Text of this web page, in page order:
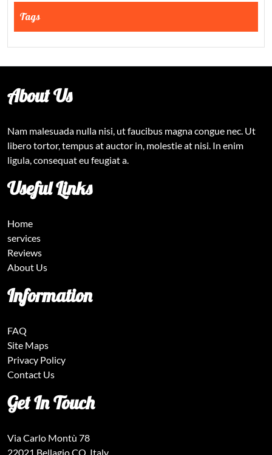
Tags
About Us
Nam malesuada nulla nisi, ut faucibus magna congue nec. Ut
libero tortor, tempus at auctor in, molestie at nisi. In enim
ligula, consequat eu feugiat a.
Useful Links
Home
services
Reviews
About Us
Information
FAQ
Site Maps
Privacy Policy
Contact Us
Get In Touch
Via Carlo Montù 78
22021 Bellagio CO, Italy